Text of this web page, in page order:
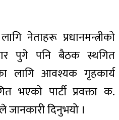
नेताहरू प्रधानमन्त्रीको
पुगे पनि बैठक स्थगित
लागि आवश्यक गृहकार्य
पार्टी प्रवक्ता क.
जानकारी दिनुभयो ।